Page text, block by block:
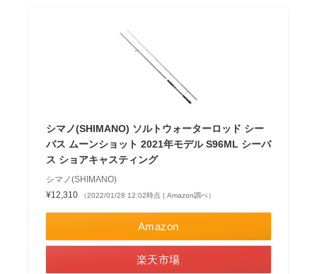
シマノ(SHIMANO) ソルトウォーターロッド シー
バス ムーンショット 2021年モデル S96ML シーバ
ス ショアキャスティング
シマノ(SHIMANO)
¥12,310
（2022/01/28 12:02時点 | Amazon調べ）
Amazon
楽天市場